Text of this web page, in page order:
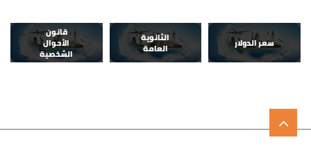
سعر الدولار
الثانوية
العامة
قانون
الأحوال
الشخصية